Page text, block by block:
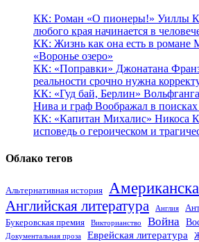
КК: Роман «О пионеры!» Уиллы
любого края начинается в
КК: Жизнь как она есть в романе
«Воронье озеро»
КК: «Поправки» Джонатана
реальности срочно нужна
КК: «Гуд бай, Берлин»
Нива и граф Воображал в
КК: «Капитан Михалис» Никоса
исповедь о героическом и
Облако тегов
Альтернативная история
Английская литература Англия
Букеровская премия
Викторианство Война
Документальная проза Еврейская литература